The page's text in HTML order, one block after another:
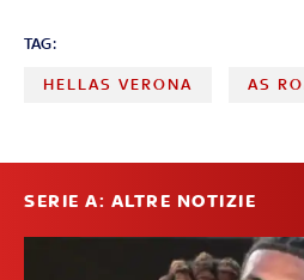
TAG:
HELLAS VERONA AS
SERIE A: ALTRE NOTIZIE